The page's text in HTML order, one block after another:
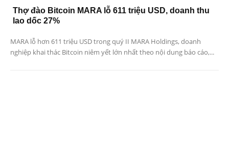
Thợ đào Bitcoin MARA lỗ 611 triệu USD, doanh thu
lao dốc 27%
MARA lỗ hơn 611 triệu USD trong quý II MARA Holdings, doanh
nghiệp khai thác Bitcoin niêm yết lớn nhất theo nội dung báo cáo,...